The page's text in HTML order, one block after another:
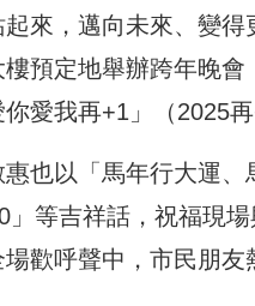
起來，邁向未來、變
樓預定地舉辦跨年晚
你愛我再+1」（2025
惠也以「馬年行大運
」等吉祥話，祝福現
歡呼聲中，市民朋友